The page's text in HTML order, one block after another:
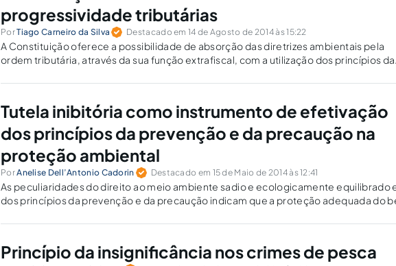
progressividade tributárias
PorTiago Carneiro da Silva Destacado em 14 de Agosto de 2014 às 15:22
A Constituição oferece a possibilidade de absorção das diretrizes ambientais pela
ordem tributária, através da sua função extrafiscal, com a utilização dos princípios da
Tutela inibitória como instrumento de efetivação
dos princípios da prevenção e da precaução na
proteção ambiental
PorAnelise Dell’Antonio Cadorin Destacado em 15 de Maio de 2014 às 12:41
As peculiaridades do direito ao meio ambiente sadio e ecologicamente equilibrado
dos princípios da prevenção e da precaução indicam que a proteção adequada do
dano, protegendo o direito in natura.
Princípio da insignificância nos crimes de pesca